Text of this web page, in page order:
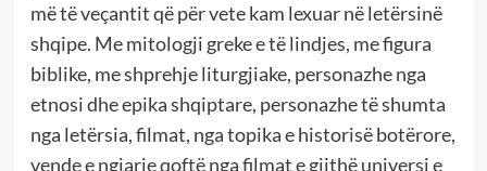
më të veçantit që për vete kam lexuar në letërsinë
shqipe. Me mitologji greke e të lindjes, me figura
biblike, me shprehje liturgjiake, personazhe nga
etnosi dhe epika shqiptare, personazhe të shumta
nga letërsia, filmat, nga topika e historisë botërore,
vende e ngjarje qoftë nga filmat e gjithë universi e